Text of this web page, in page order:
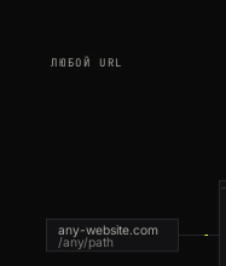
ЛЮБОЙ URL
any-website.com
/any/path